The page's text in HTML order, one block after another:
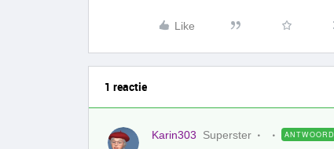
Like
1 reactie
Karin303 Superster ANTWOORD